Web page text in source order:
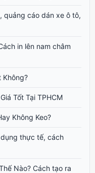
quảng cáo dán xe ô tô,
in lên nam châm
Không?
Tốt Tại TPHCM
Không Keo?
dụng thực tế, cách
Nào? Cách tạo ra